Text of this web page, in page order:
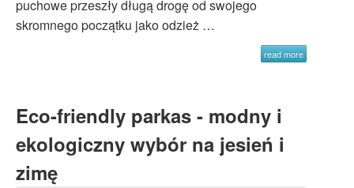
puchowe przeszły długą drogę od swojego
skromnego początku jako odzież …
read more
Eco-friendly parkas - modny i
ekologiczny wybór na jesień i
zimę